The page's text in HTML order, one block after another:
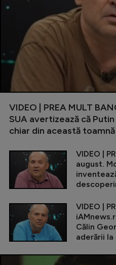
VIDEO | PREA MULT
SUA avertizează că
chiar din această toamnă
VIDEO |
august.
VIDEO |
Călin
aderării la